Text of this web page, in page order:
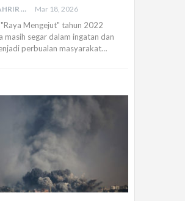
HIZBUT TAHRIR MALAYSIA Mar 18, 2026
Mengejut" tahun 2022
masih segar dalam ingatan dan
perbualan masyarakat…